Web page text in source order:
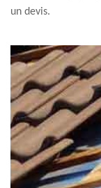
un devis.